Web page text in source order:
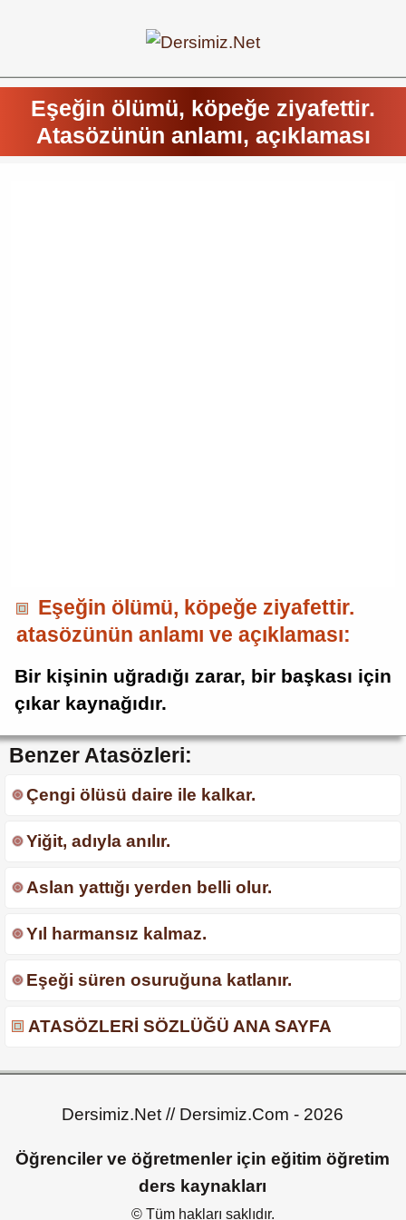
Eşeğin ölümü, köpeğe ziyafettir.
Atasözünün anlamı, açıklaması
Eşeğin ölümü, köpeğe ziyafettir.
atasözünün anlamı ve açıklaması:
Bir kişinin uğradığı zarar, bir başkası için
çıkar kaynağıdır.
Benzer Atasözleri:
Çengi ölüsü daire ile kalkar.
Yiğit, adıyla anılır.
Aslan yattığı yerden belli olur.
Yıl harmansız kalmaz.
Eşeği süren osuruğuna katlanır.
ATASÖZLERİ SÖZLÜĞÜ ANA SAYFA
Dersimiz.Net // Dersimiz.Com - 2026
Öğrenciler ve öğretmenler için eğitim öğretim
ders kaynakları
© Tüm hakları saklıdır.